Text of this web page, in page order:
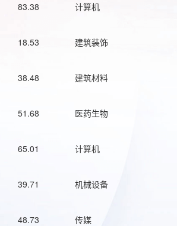
83.38 计算机
18.53 建筑装饰
38.48 建筑材料
51.68 医药生物
65.01 计算机
39.71 机械设备
48.73 传媒